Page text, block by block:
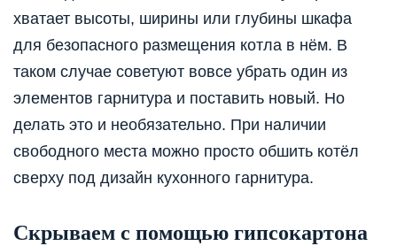
хватает высоты, ширины или глубины шкафа
для безопасного размещения котла в нём. В
таком случае советуют вовсе убрать один из
элементов гарнитура и поставить новый. Но
делать это и необязательно. При наличии
свободного места можно просто обшить котёл
сверху под дизайн кухонного гарнитура.
Скрываем с помощью гипсокартона